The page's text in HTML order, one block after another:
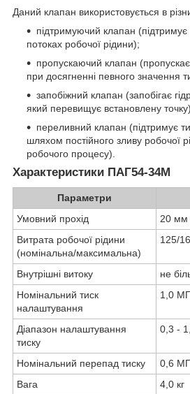
Даний клапан використовується в
підтримуючий клапан (підтримує
потоках робочої рідини);
пропускаючий клапан (пропускає
при досягненні певного значення
запобіжний клапан (запобігає
який перевищує встановлену
переливний клапан (підтримує
шляхом постійного зливу робочої
робочого процесу).
Характеристики ПАГ54-34М
Параметри
Умовний прохід
20 мм
Витрата робочої рідини
(номінальна/максимальна)
125/
Внутрішні витоку
не
Номінальний тиск
налаштування
1,0
Діапазон налаштування
тиску
0,3 -
Номінальний перепад тиску
0,6
Вага
4,0 кг